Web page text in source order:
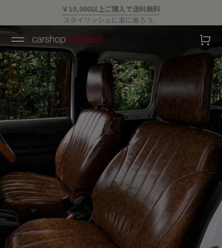
💛ハイサマーsale💛